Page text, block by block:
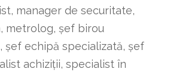
manager de securitate,
metrolog, șef birou
echipă specializată, șef
achiziții, specialist în